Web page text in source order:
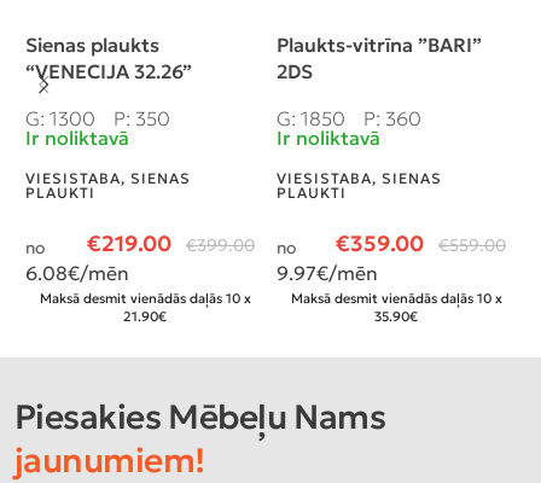
Sienas plaukts
“VENECIJA 32.26”
G: 1300
P: 350
Ir noliktavā
VIESISTABA, SIENAS
PLAUKTI
€219.00 €399.00
no
6.08€/mēn
Maksā desmit vienādās daļās 10 x
21.90€
Plaukts-vitrīna ”BARI”
2DS
G: 1850
P: 360
Ir noliktavā
VIESISTABA, SIENAS
PLAUKTI
€359.00 €559.00
no
9.97€/mēn
Maksā desmit vienādās daļās 10 x
35.90€
Piesakies Mēbeļu Nams
jaunumiem!